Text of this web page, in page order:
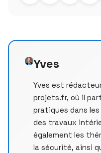
Yves
Yves est
projets.fr, où il
pratiques dans
des travaux
également les
la sécurité, ainsi